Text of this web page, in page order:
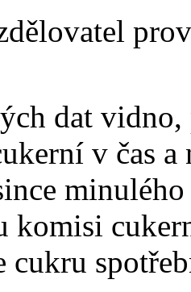
dat
v čas
komisi
cukru